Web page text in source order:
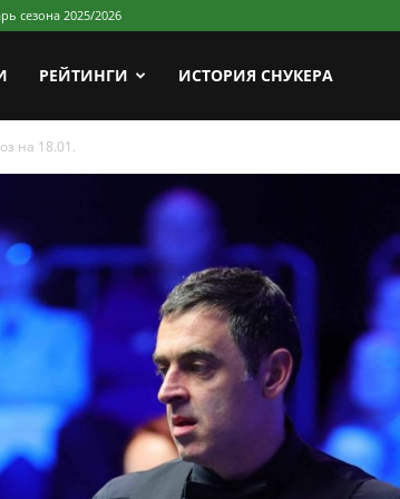
сезона 2025/2026
РЕЙТИНГИ ИСТОРИЯ СНУКЕРА
на 18.01.